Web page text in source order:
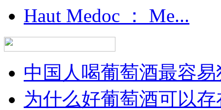
Haut Medoc ： Me...
中国人喝葡萄酒最容
为什么好葡萄酒可以